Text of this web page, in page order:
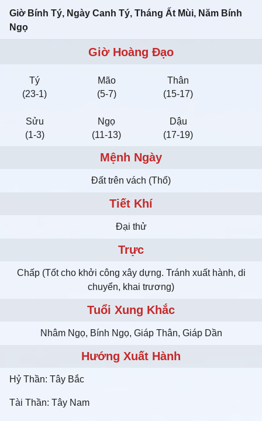
Giờ Bính Tý, Ngày Canh Tý, Tháng Ất Mùi, Năm Bính
Ngọ
Giờ Hoàng Đạo
Tý
(23-1)
Mão
(5-7)
Thân
(15-17)
Sửu
(1-3)
Ngọ
(11-13)
Dậu
(17-19)
Mệnh Ngày
Ðất trên vách (Thổ)
Tiết Khí
Đại thử
Trực
Chấp (Tốt cho khởi công xây dựng. Tránh xuất hành, di
chuyển, khai trương)
Tuổi Xung Khắc
Nhâm Ngọ, Bính Ngọ, Giáp Thân, Giáp Dần
Hướng Xuất Hành
Hỷ Thần: Tây Bắc
Tài Thần: Tây Nam